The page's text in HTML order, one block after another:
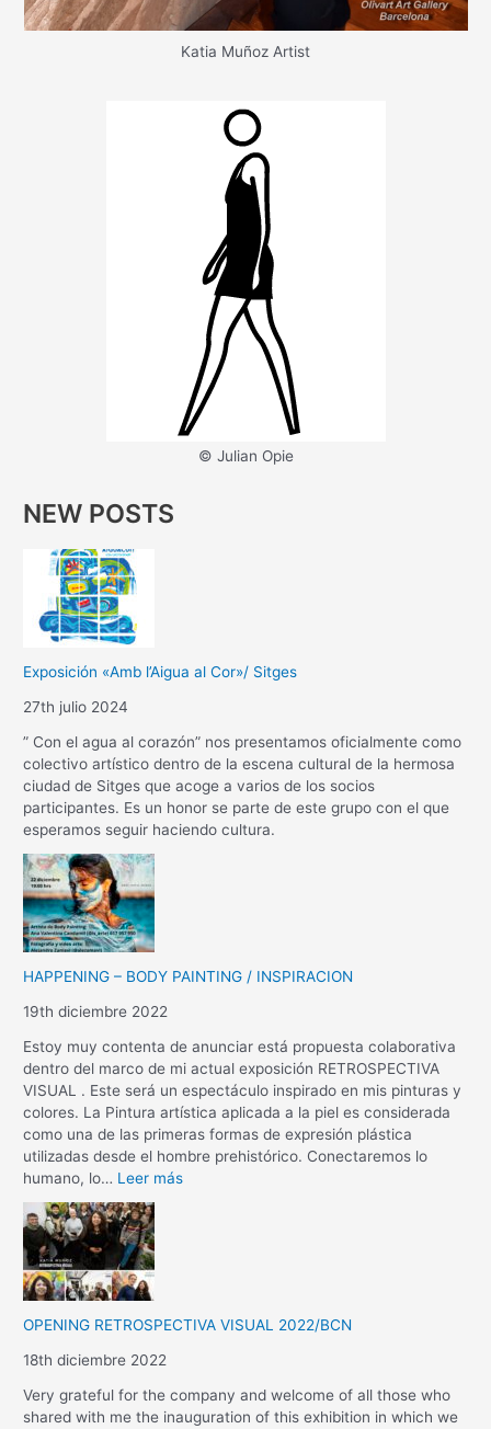
Katia Muñoz Artist
© Julian Opie
NEW POSTS
Exposición «Amb l’Aigua al Cor»/ Sitges
27th julio 2024
” Con el agua al corazón” nos presentamos oficialmente como
colectivo artístico dentro de la escena cultural de la hermosa
ciudad de Sitges que acoge a varios de los socios
participantes. Es un honor se parte de este grupo con el que
esperamos seguir haciendo cultura.
HAPPENING – BODY PAINTING / INSPIRACION
19th diciembre 2022
Estoy muy contenta de anunciar está propuesta colaborativa
dentro del marco de mi actual exposición RETROSPECTIVA
VISUAL . Este será un espectáculo inspirado en mis pinturas y
colores. La Pintura artística aplicada a la piel es considerada
como una de las primeras formas de expresión plástica
utilizadas desde el hombre prehistórico. Conectaremos lo
humano, lo… Leer más
OPENING RETROSPECTIVA VISUAL 2022/BCN
18th diciembre 2022
Very grateful for the company and welcome of all those who
shared with me the inauguration of this exhibition in which we